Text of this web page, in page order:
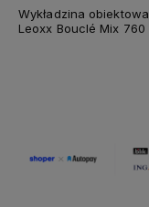
Wykładzina obiektowa
Leoxx Bouclé Mix 760